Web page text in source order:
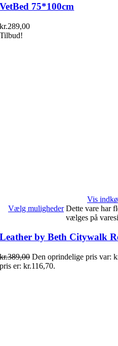
VetBed 75*100cm
kr.289,00
Tilbud!
Vis
Vælg muligheder Dette vare har
vælges på
Leather by Beth Citywalk
kr.389,00 Den oprindelige pris var:
pris er: kr.116,70.